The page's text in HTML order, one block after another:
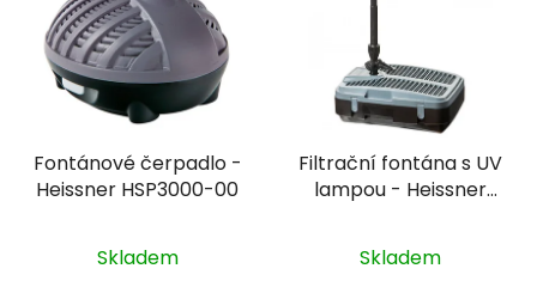
Fontánové čerpadlo -
Heissner HSP3000-00
Skladem
Filtrační fontána s UV
lampou - Heissner
Skladem